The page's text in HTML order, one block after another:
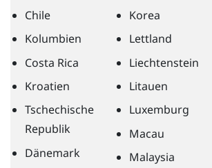
Chile
Kolumbien
Costa Rica
Kroatien
Tschechische
Republik
Dänemark
Korea
Lettland
Liechtenstein
Litauen
Luxemburg
Macau
Malaysia